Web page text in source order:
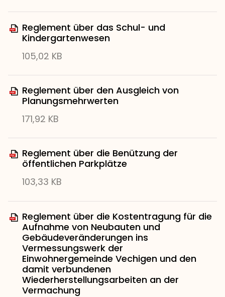
Reglement über das Schul- und
Kindergartenwesen
105,02 KB
Reglement über den Ausgleich von
Planungsmehrwerten
171,92 KB
Reglement über die Benützung der
öffentlichen Parkplätze
103,33 KB
Reglement über die Kostentragung für die
Aufnahme von Neubauten und
Gebäudeveränderungen ins
Vermessungswerk der
Einwohnergemeinde Vechigen und den
damit verbundenen
Wiederherstellungsarbeiten an der
Vermachung